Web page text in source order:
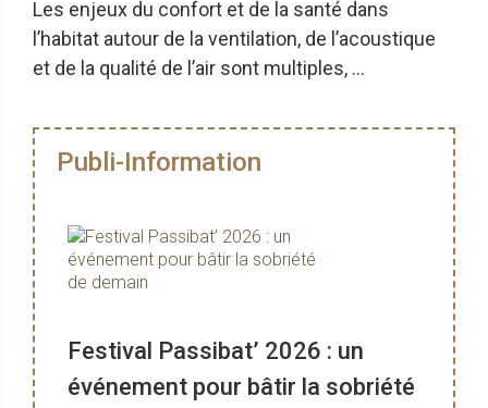
Les enjeux du confort et de la santé dans
l’habitat autour de la ventilation, de l’acoustique
et de la qualité de l’air sont multiples, ...
Publi-Information
Festival Passibat’ 2026 : un
événement pour bâtir la sobriété